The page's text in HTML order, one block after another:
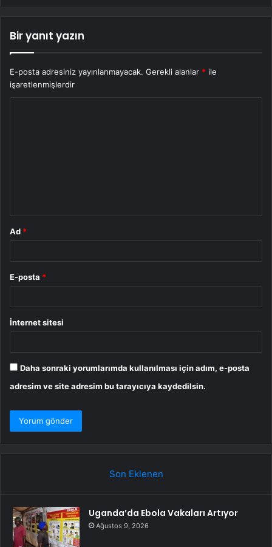
Bir yanıt yazın
E-posta adresiniz yayınlanmayacak. Gerekli alanlar * ile
işaretlenmişlerdir
Ad *
E-posta *
İnternet sitesi
Daha sonraki yorumlarımda kullanılması için adım, e-posta
adresim ve site adresim bu tarayıcıya kaydedilsin.
Son Eklenen
Uganda’da Ebola Vakaları Artıyor
Ağustos 9, 2026